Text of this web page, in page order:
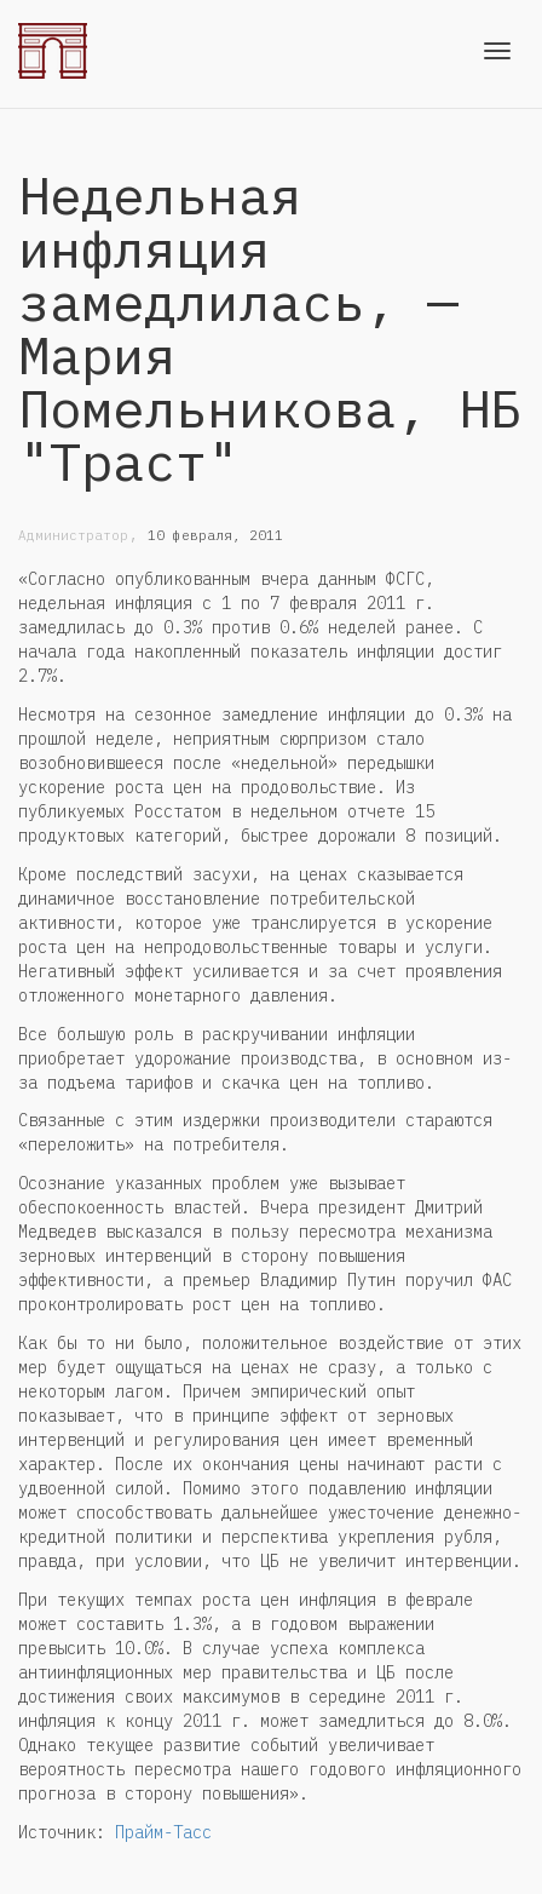
Недельная
инфляция
замедлилась, —
Мария
Помельникова, НБ
"Траст"
Администратор , 10 февраля, 2011
«Согласно опубликованным вчера данным ФСГС,
недельная инфляция с 1 по 7 февраля 2011 г.
замедлилась до 0.3% против 0.6% неделей ранее. С
начала года накопленный показатель инфляции достиг
2.7%.
Несмотря на сезонное замедление инфляции до 0.3% на
прошлой неделе, неприятным сюрпризом стало
возобновившееся после «недельной» передышки
ускорение роста цен на продовольствие. Из
публикуемых Росстатом в недельном отчете 15
продуктовых категорий, быстрее дорожали 8 позиций.
Кроме последствий засухи, на ценах сказывается
динамичное восстановление потребительской
активности, которое уже транслируется в ускорение
роста цен на непродовольственные товары и услуги.
Негативный эффект усиливается и за счет проявления
отложенного монетарного давления.
Все большую роль в раскручивании инфляции
приобретает удорожание производства, в основном из-
за подъема тарифов и скачка цен на топливо.
Связанные с этим издержки производители стараются
«переложить» на потребителя.
Осознание указанных проблем уже вызывает
обеспокоенность властей. Вчера президент Дмитрий
Медведев высказался в пользу пересмотра механизма
зерновых интервенций в сторону повышения
эффективности, а премьер Владимир Путин поручил ФАС
проконтролировать рост цен на топливо.
Как бы то ни было, положительное воздействие от этих
мер будет ощущаться на ценах не сразу, а только с
некоторым лагом. Причем эмпирический опыт
показывает, что в принципе эффект от зерновых
интервенций и регулирования цен имеет временный
характер. После их окончания цены начинают расти с
удвоенной силой. Помимо этого подавлению инфляции
может способствовать дальнейшее ужесточение денежно-
кредитной политики и перспектива укрепления рубля,
правда, при условии, что ЦБ не увеличит интервенции.
При текущих темпах роста цен инфляция в феврале
может составить 1.3%, а в годовом выражении
превысить 10.0%. В случае успеха комплекса
антиинфляционных мер правительства и ЦБ после
достижения своих максимумов в середине 2011 г.
инфляция к концу 2011 г. может замедлиться до 8.0%.
Однако текущее развитие событий увеличивает
вероятность пересмотра нашего годового инфляционного
прогноза в сторону повышения».
Источник: Прайм-Тасс